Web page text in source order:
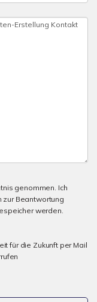
genommen. Ich
zur Beantwortung
werden.
für die Zukunft per Mail